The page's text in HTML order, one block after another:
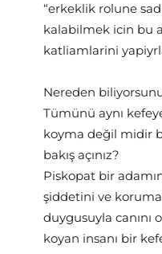
“erkeklik rolune
kalabilmek icin bu
katliamlarini
Nereden
Tümünü aynı
koyma değil midir
bakış açınız?
Piskopat bir
şiddetini ve koruma
duygusuyla canını
koyan insanı bir